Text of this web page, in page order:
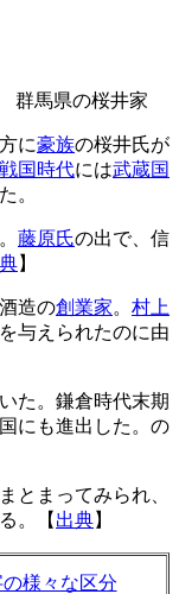
群馬県の桜井家
に豪族の桜井氏が
戦国時代には武蔵国
。
藤原氏の出で、信
】
造の創業家。 村上
与えられたのに由
た。鎌倉時代末期
にも進出した。の
とまってみられ、
。【 出典】
様々な区分